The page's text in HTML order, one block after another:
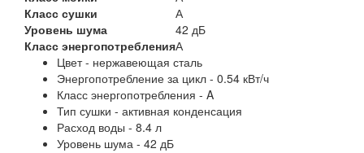
Класс сушки
А
Уровень шума
42 дБ
Класс энергопотребленияА
Цвет - нержавеющая сталь
Энергопотребление за цикл - 0.54 кВт/ч
Класс энергопотребления - A
Тип сушки - активная конденсация
Расход воды - 8.4 л
Уровень шума - 42 дБ